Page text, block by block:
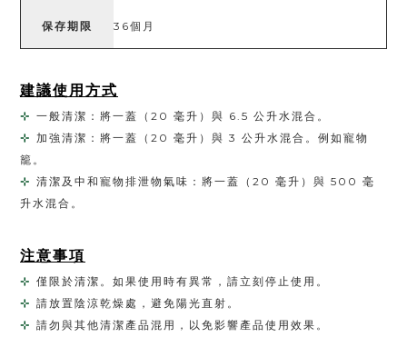
保存期限 36個月
建議使用方式
⊹ 一般清潔：將一蓋（20 毫升）與 6.5 公升水混合。
⊹ 加強清潔：將一蓋（20 毫升）與 3 公升水混合。例如寵物
籠。
⊹ 清潔及中和寵物排泄物氣味：將一蓋（20 毫升）與 500 毫
升水混合。
注意事項
⊹ 僅限於清潔。如果使用時有異常，請立刻停止使用。
⊹ 請放置陰涼乾燥處，避免陽光直射。
⊹ 請勿與其他清潔產品混用，以免影響產品使用效果。